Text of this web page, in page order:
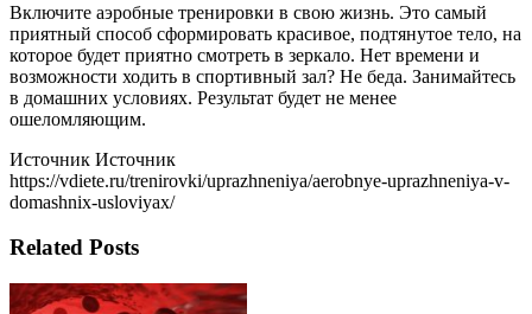
Включите аэробные тренировки в свою жизнь. Это самый
приятный способ сформировать красивое, подтянутое тело, на
которое будет приятно смотреть в зеркало. Нет времени и
возможности ходить в спортивный зал? Не беда. Занимайтесь
в домашних условиях. Результат будет не менее
ошеломляющим.
Источник Источник
https://vdiete.ru/trenirovki/uprazhneniya/aerobnye-uprazhneniya-v-
domashnix-usloviyax/
Related Posts